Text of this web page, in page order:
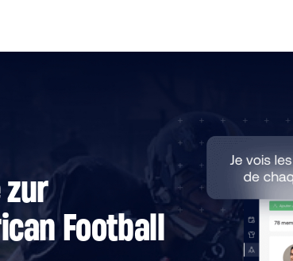
zur
Football